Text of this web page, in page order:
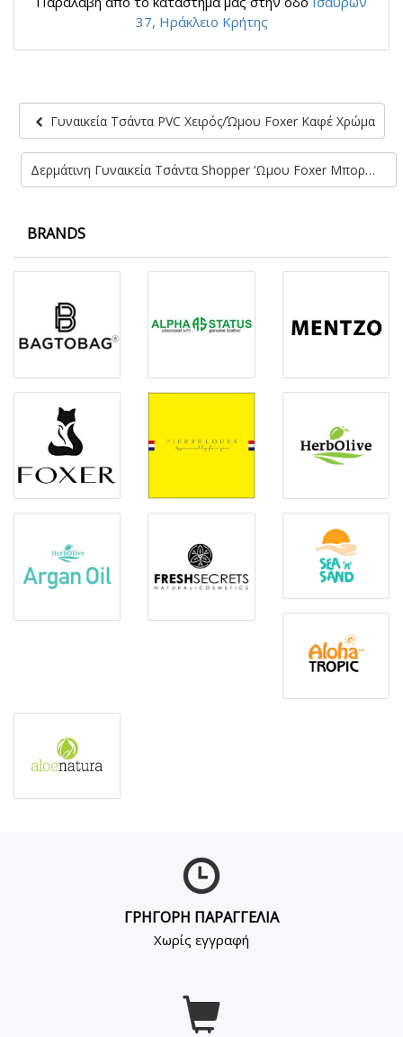
37, Ηράκλειο Κρήτης
Γυναικεία Τσάντα PVC Χειρός/Ώμου Foxer Καφέ Χρώμα
Δερμάτινη Γυναικεία Τσάντα Shopper ‘Ωμου Foxer Μπορντό Χρώμα
BRANDS
ΓΡΗΓΟΡΗ ΠΑΡΑΓΓΕΛΙΑ
Χωρίς εγγραφή